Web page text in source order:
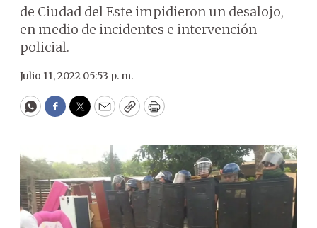
de Ciudad del Este impidieron un desalojo,
en medio de incidentes e intervención
policial.
Julio 11, 2022 05:53 p. m.
WhatsApp
Facebook
Twitter
EmailCopyPrint